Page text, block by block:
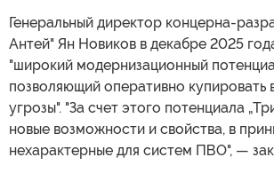
Генеральный директор концерна-
Антей" Ян Новиков в декабре 2025
"широкий модернизационный
позволяющий оперативно купировать
угрозы". "За счет этого потенциала
новые возможности и свойства, в
нехарактерные для систем ПВО", —